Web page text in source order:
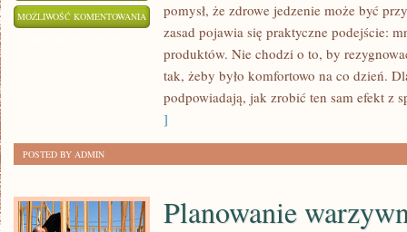
MOŻLIWOŚĆ KOMENTOWANIA PYTANIA
CZYTELNIKÓW
pomysł, że zdrowe jedzenie może być
zasad pojawia się praktyczne podejście:
produktów. Nie chodzi o to, by
tak, żeby było komfortowo na co dzień.
podpowiadają, jak zrobić ten sam efekt z
]
POSTED BY ADMIN
Planowanie